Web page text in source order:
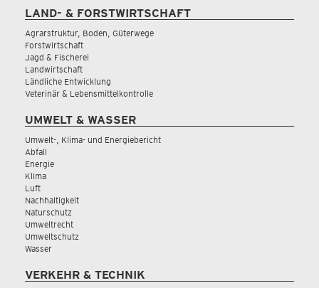
LAND- & FORSTWIRTSCHAFT
Agrarstruktur, Boden, Güterwege
Forstwirtschaft
Jagd & Fischerei
Landwirtschaft
Ländliche Entwicklung
Veterinär & Lebensmittelkontrolle
UMWELT & WASSER
Umwelt-, Klima- und Energiebericht
Abfall
Energie
Klima
Luft
Nachhaltigkeit
Naturschutz
Umweltrecht
Umweltschutz
Wasser
VERKEHR & TECHNIK